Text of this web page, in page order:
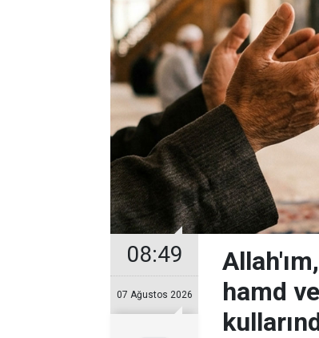
08:49
07 Ağustos 2026
hamd